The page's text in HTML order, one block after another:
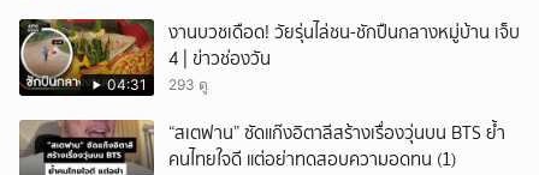
04:31
งานบวชเดือด! วัยรุ่นไล่ชน-ชักปืนกลางหมู่บ้าน เจ็บ
4 | ข่าวช่องวัน
293 ดู
“สเตฟาน” ซัดแก๊งอิตาลีสร้างเรื่องวุ่นบน BTS ย้ำ
คนไทยใจดี แต่อย่าทดสอบความอดทน (1)